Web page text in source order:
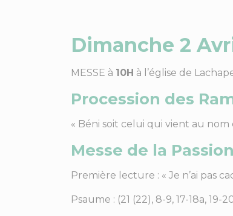
Dimanche 2
MESSE à 10H à l’église de
Procession des
« Béni soit celui qui vient au nom
Messe de la Passion
Première lecture : « Je n’ai pas
Psaume : (21 (22), 8-9, 17-18a, 19-